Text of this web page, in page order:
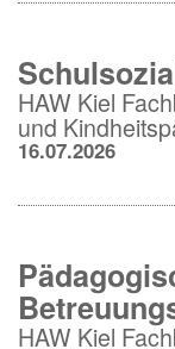
HAW Kiel
und
16.07.2026
HAW Kiel